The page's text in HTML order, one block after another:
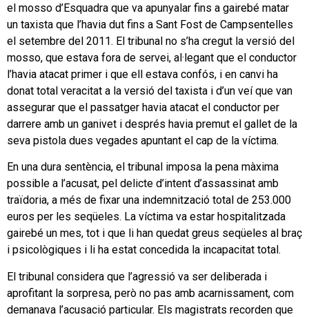
el mosso d’Esquadra que va apunyalar fins a gairebé matar
un taxista que l’havia dut fins a Sant Fost de Campsentelles
el setembre del 2011. El tribunal no s’ha cregut la versió del
mosso, que estava fora de servei, al·legant que el conductor
l’havia atacat primer i que ell estava confós, i en canvi ha
donat total veracitat a la versió del taxista i d’un veí que van
assegurar que el passatger havia atacat el conductor per
darrere amb un ganivet i després havia premut el gallet de la
seva pistola dues vegades apuntant el cap de la víctima.
En una dura sentència, el tribunal imposa la pena màxima
possible a l’acusat, pel delicte d’intent d’assassinat amb
traïdoria, a més de fixar una indemnització total de 253.000
euros per les seqüeles. La víctima va estar hospitalitzada
gairebé un mes, tot i que li han quedat greus seqüeles al braç
i psicològiques i li ha estat concedida la incapacitat total.
El tribunal considera que l’agressió va ser deliberada i
aprofitant la sorpresa, però no pas amb acarnissament, com
demanava l’acusació particular. Els magistrats recorden que